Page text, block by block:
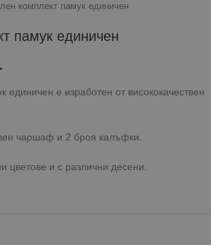
комплект памук единичен
памук единичен
единичен е изработен от висококачествен
чаршаф и 2 броя калъфки.
цветове и с различни десени.